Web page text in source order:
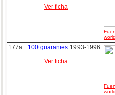
Ver ficha
177a
100 guaranies
Ver ficha
1993-1996